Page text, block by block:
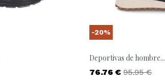
Deportivas de hombre...
Precio
76.76 € Precio base
95.95 €
-20%